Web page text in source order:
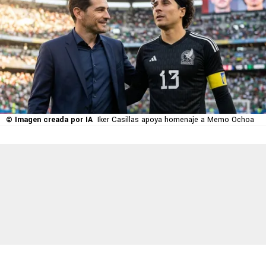
© Imagen creada por IA Iker Casillas apoya homenaje a Memo Ochoa